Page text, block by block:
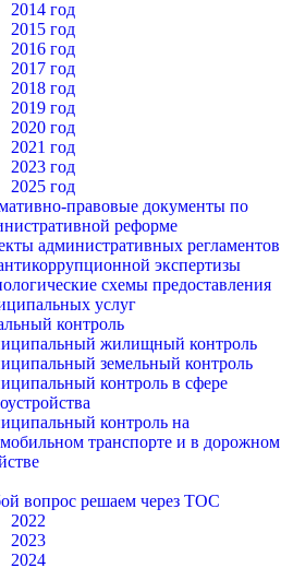
2014 год
2015 год
2016 год
2017 год
2018 год
2019 год
2020 год
2021 год
2023 год
2025 год
правовые документы по
реформе
административных регламентов
экспертизы
схемы предоставления
услуг
контроль
жилищный контроль
земельный контроль
контроль в сфере
контроль на
транспорте и в дорожном
вопрос решаем через ТОС
2022
2023
2024